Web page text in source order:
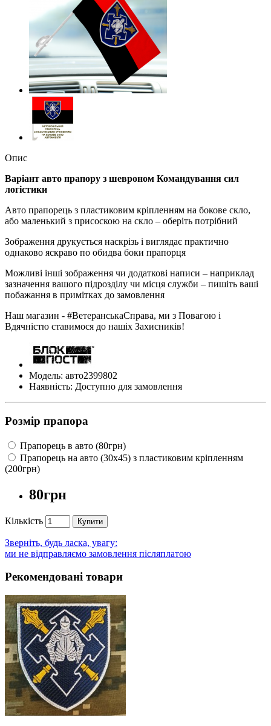
Опис
Варіант авто прапору з шевроном Командування сил
логістики
Авто прапорець з пластиковим кріпленням на бокове скло,
або маленький з присоскою на скло – оберіть потрібний
Зображення друкується наскрізь і виглядає практично
однаково яскраво по обидва боки прапорця
Можливі інші зображення чи додаткові написи – наприклад
зазначення вашого підрозділу чи місця служби – пишіть ваші
побажання в примітках до замовлення
Наш магазин - #ВетеранськаСправа, ми з Повагою і
Вдячністю ставимося до нашіх Захисників!
Модель: авто2399802
Наявність: Доступно для замовлення
Розмір прапора
Прапорець в авто (80грн)
Прапорець на авто (30х45) з пластиковим кріпленням
(200грн)
80грн
Кількість Купити
Зверніть, будь ласка, увагу:
ми не відправляємо замовлення післяплатою
Рекомендовані товари